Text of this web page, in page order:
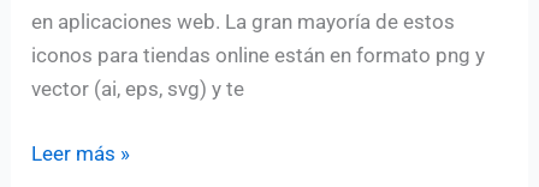
en aplicaciones web. La gran mayoría de estos
iconos para tiendas online están en formato png y
vector (ai, eps, svg) y te
Iconos
Leer más »